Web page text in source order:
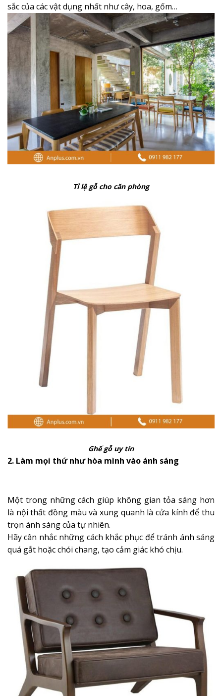
sắc của các vật dụng nhất như cây, hoa, gốm…
Tỉ lệ gỗ cho căn phòng
Ghế gỗ uy tín
2. Làm mọi thứ như hòa mình vào ánh sáng
Một trong những cách giúp không gian tỏa sáng hơn
là nội thất đồng màu và xung quanh là cửa kính để thu
trọn ánh sáng của tự nhiên.
Hãy cân nhắc những cách khắc phục để tránh ánh sáng
quá gắt hoặc chói chang, tạo cảm giác khó chịu.